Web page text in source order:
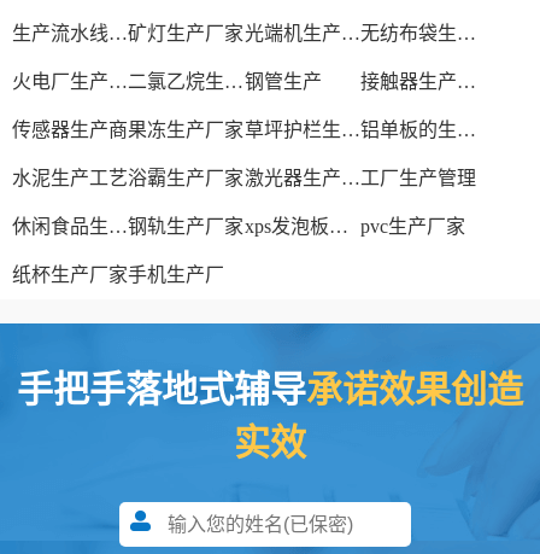
生产流水线设备矿灯生产厂家 光端机生产厂家 无纺布袋生产厂家
火电厂生产过程 二氯乙烷生产厂家钢管生产 接触器生产厂家
传感器生产商果冻生产厂家 草坪护栏生产厂家 铝单板的生产厂家
水泥生产工艺浴霸生产厂家 激光器生产厂家工厂生产管理
休闲食品生产线钢轨生产厂家 xps发泡板材生产线 pvc生产厂家
纸杯生产厂家手机生产厂
手把手落地式辅导承诺效果创造
实效